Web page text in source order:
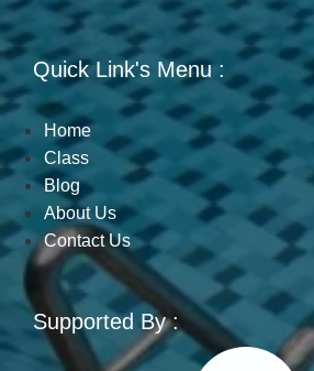
Quick Link's Menu :
Home
Class
Blog
About Us
Contact Us
Supported By :